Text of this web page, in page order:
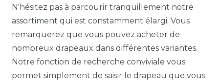
N'hésitez pas à parcourir tranquillement notre
assortiment qui est constamment élargi. Vous
remarquerez que vous pouvez acheter de
nombreux drapeaux dans différentes variantes.
Notre fonction de recherche conviviale vous
permet simplement de saisir le drapeau que vous